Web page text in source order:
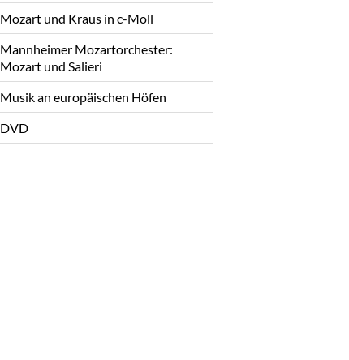
Mozart und Kraus in c-Moll
Mannheimer Mozartorchester:
Mozart und Salieri
Musik an europäischen Höfen
DVD